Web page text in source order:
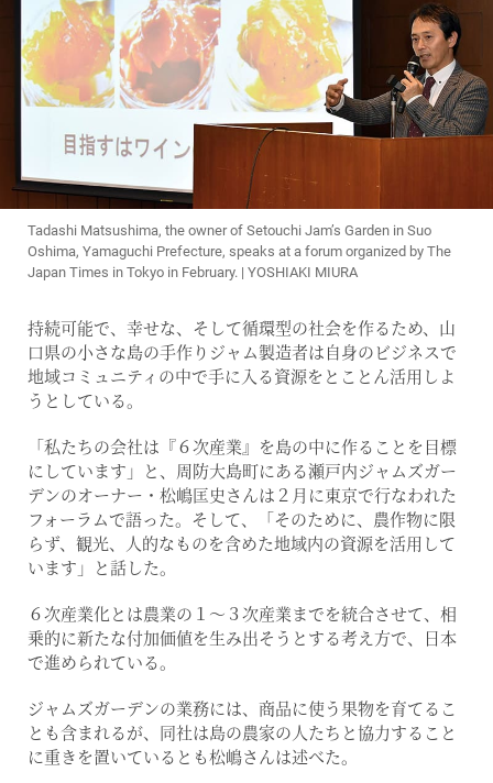
Tadashi Matsushima, the owner of Setouchi Jam’s Garden in Suo
Oshima, Yamaguchi Prefecture, speaks at a forum organized by The
Japan Times in Tokyo in February. | YOSHIAKI MIURA
持続可能で、幸せな、そして循環型の社会を作るため、山
口県の小さな島の手作りジャム製造者は自身のビジネスで
地域コミュニティの中で手に入る資源をとことん活用しよ
うとしている。
「私たちの会社は『６次産業』を島の中に作ることを目標
にしています」と、周防大島町にある瀬戸内ジャムズガー
デンのオーナー・松嶋匡史さんは２月に東京で行なわれた
フォーラムで語った。そして、「そのために、農作物に限
らず、観光、人的なものを含めた地域内の資源を活用して
います」と話した。
６次産業化とは農業の１～３次産業までを統合させて、相
乗的に新たな付加価値を生み出そうとする考え方で、日本
で進められている。
ジャムズガーデンの業務には、商品に使う果物を育てるこ
とも含まれるが、同社は島の農家の人たちと協力すること
に重きを置いているとも松嶋さんは述べた。